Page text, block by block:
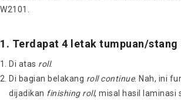
W2101.
1. Terdapat 4 letak tumpuan/stang
Di atas roll.
Di bagian belakang roll continue. Nah, ini
dijadikan finishing roll, misal hasil laminasi